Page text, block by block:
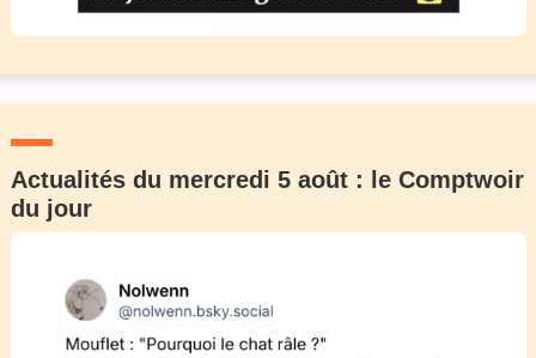
Actualités du mercredi 5 août : le Comptwoir
du jour